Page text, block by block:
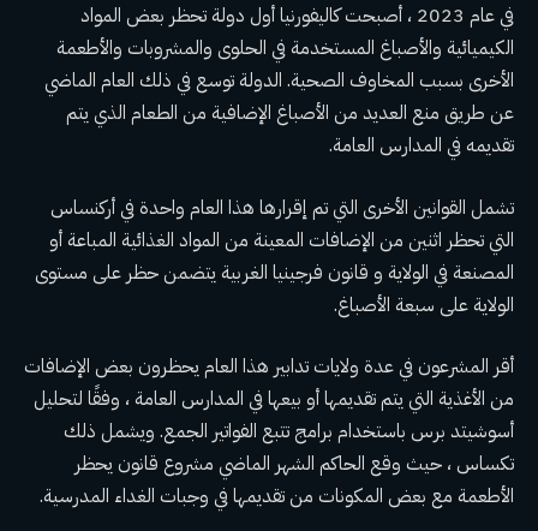
في عام 2023 ، أصبحت كاليفورنيا أول دولة تحظر بعض المواد
الكيميائية والأصباغ المستخدمة في الحلوى والمشروبات والأطعمة
الأخرى بسبب المخاوف الصحية. الدولة توسع في ذلك العام الماضي
عن طريق منع العديد من الأصباغ الإضافية من الطعام الذي يتم
تقديمه في المدارس العامة.
تشمل القوانين الأخرى التي تم إقرارها هذا العام واحدة في أركنساس
التي تحظر اثنين من الإضافات المعينة من المواد الغذائية المباعة أو
المصنعة في الولاية و قانون فرجينيا الغربية يتضمن حظر على مستوى
الولاية على سبعة الأصباغ.
أقر المشرعون في عدة ولايات تدابير هذا العام يحظرون بعض الإضافات
من الأغذية التي يتم تقديمها أو بيعها في المدارس العامة ، وفقًا لتحليل
أسوشيتد برس باستخدام برامج تتبع الفواتير الجمع. ويشمل ذلك
تكساس ، حيث وقع الحاكم الشهر الماضي مشروع قانون يحظر
الأطعمة مع بعض المكونات من تقديمها في وجبات الغداء المدرسية.